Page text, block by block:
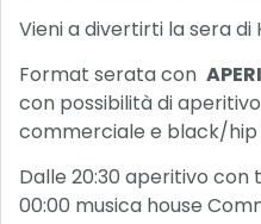
Vieni a divertirti la sera di
Format serata con
con possibilità di
commerciale e black/hip
Dalle 20:30 aperitivo
00:00 musica house